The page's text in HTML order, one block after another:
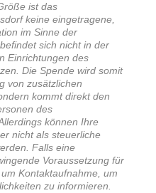
ist das
keine eingetragene,
im Sinne der
sich nicht in der
Einrichtungen des
Die Spende wird somit
von zusätzlichen
kommt direkt den
des
können Ihre
nicht als steuerliche
Falls eine
Voraussetzung für
Kontaktaufnahme, um
zu informieren.